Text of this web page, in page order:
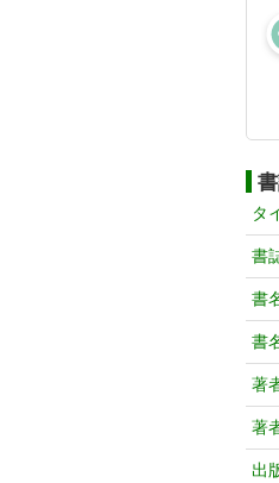
タ
書
書
書
著
著
出